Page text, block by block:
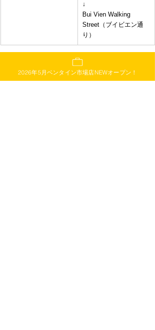
↓
Bui Vien Walking
Street（ブイビエン通
り）
ホーチミン市内には美味しいレストランやカフ
ェも豊富にあるので、気になるお店を事前に調
2026年5月ベンタイン市場店NEWオープン！